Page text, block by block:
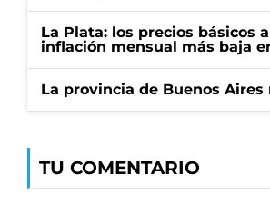
La Plata: los precios básicos
inflación mensual más baja
La provincia de Buenos
TU COMENTARIO